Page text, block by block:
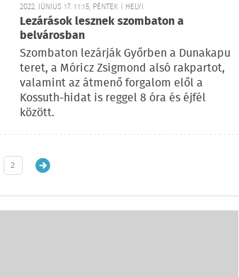
2022. JÚNIUS 17. 11:15, PÉNTEK | HELYI
Lezárások lesznek szombaton a
belvárosban
Szombaton lezárják Győrben a Dunakapu
teret, a Móricz Zsigmond alsó rakpartot,
valamint az átmenő forgalom elől a
Kossuth-hidat is reggel 8 óra és éjfél
között.
2